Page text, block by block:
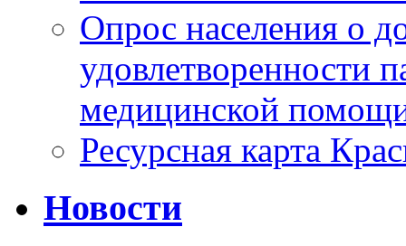
Опрос населения о
удовлетворенности
медицинской
Ресурсная карта
Новости